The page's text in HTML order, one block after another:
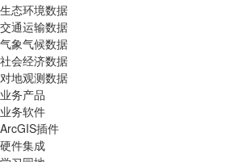
生态环境数据
交通运输数据
气象气候数据
社会经济数据
对地观测数据
业务产品
业务软件
ArcGIS插件
硬件集成